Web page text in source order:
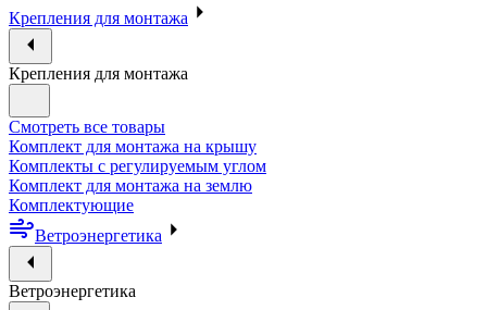
Крепления для монтажа
Крепления для монтажа
Смотреть все товары
Комплект для монтажа на крышу
Комплекты с регулируемым углом
Комплект для монтажа на землю
Комплектующие
Ветроэнергетика
Ветроэнергетика